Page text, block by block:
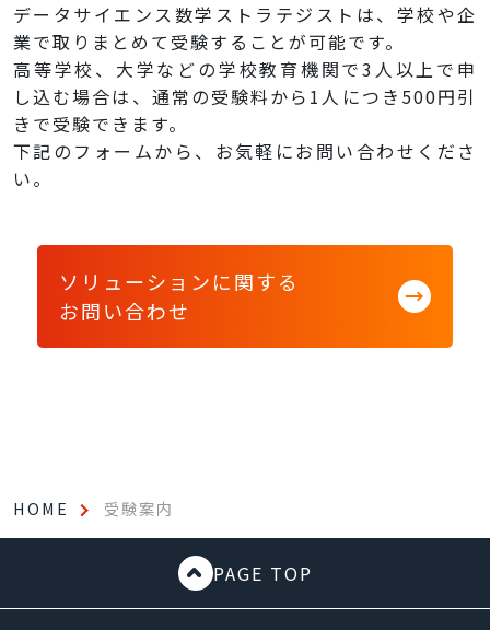
データサイエンス数学ストラテジストは、学校や企
業で取りまとめて受験することが可能です。
高等学校、大学などの学校教育機関で3人以上で申
し込む場合は、通常の受験料から1人につき500円引
きで受験できます。
下記のフォームから、お気軽にお問い合わせくださ
い。
ソリューションに関する
お問い合わせ
HOME 受験案内
PAGE TOP